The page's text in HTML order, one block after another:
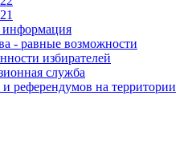
информация
- равные возможности
избирателей
служба
референдумов на территории